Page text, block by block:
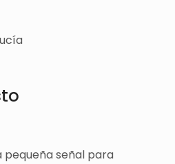
pequeña señal para